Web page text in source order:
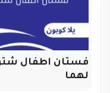
فستان اطفال
لهما